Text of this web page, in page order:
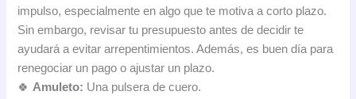
impulso, especialmente en algo que te motiva a corto plazo.
Sin embargo, revisar tu presupuesto antes de decidir te
ayudará a evitar arrepentimientos. Además, es buen día para
renegociar un pago o ajustar un plazo.
🍀 Amuleto: Una pulsera de cuero.